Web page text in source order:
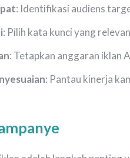
: Identifikasi audiens
: Pilih kata kunci yang
: Tetapkan anggaran iklan
: Pantau kinerja